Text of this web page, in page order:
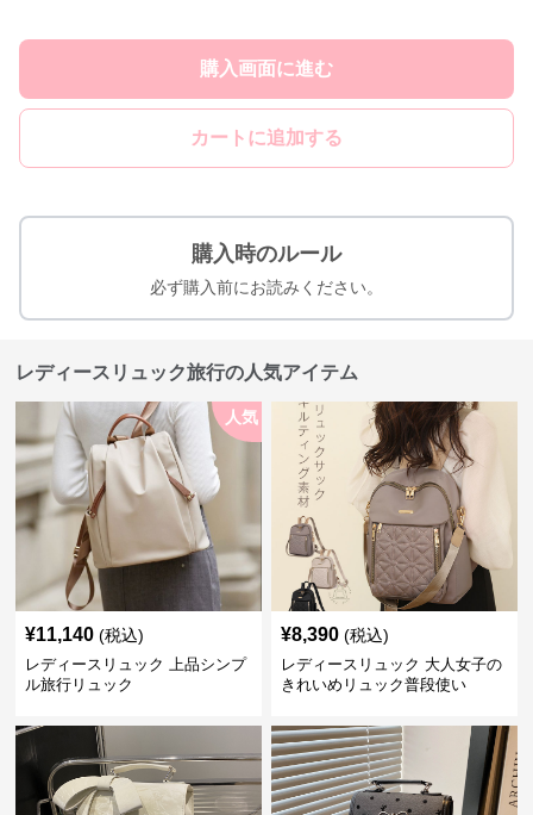
購入画面に進む
カートに追加する
購入時のルール
必ず購入前にお読みください。
レディースリュック旅行の人気アイテム
人気
¥11,140 (税込)
レディースリュック 上品シンプ
ル旅行リュック
¥8,390 (税込)
レディースリュック 大人女子の
きれいめリュック普段使い